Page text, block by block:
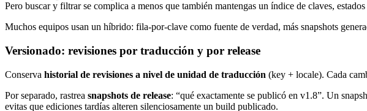
Pero buscar y filtrar se complica a menos que también mantengas un índice de claves,
Muchos equipos usan un híbrido: fila-por-clave como fuente de verdad, más snapshots
Versionado: revisiones por traducción y por release
Conserva historial de revisiones a nivel de unidad de traducción (key + locale). Cada
Por separado, rastrea snapshots de release: “qué exactamente se publicó en v1.8”. Un
evitas que ediciones tardías alteren silenciosamente un build publicado.